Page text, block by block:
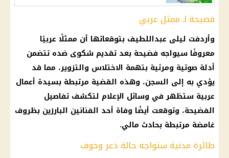
فضيحة لـ ممثل عربي
وأردفت ليلى عبداللطيف بتوقعاتها أن ممثلًا عربيًا
معروفًا سيواجه فضيحة بعد تقديم شكوى ضده تتضمن
أدلة صوتية ومرئية بتهمة الاختلاس والتزوير، مما قد
يؤدي به إلى السجن، وهذه القضية مرتبطة بسيدة أعمال
عربية ستظهر في وسائل الإعلام لتكشف تفاصيل
الفضيحة، وتوقعت أيضًا وفاة أحد الفنانين البارزين بظروف
غامضة مرتبطة بحادث مالي.
طائرة مدنية ستواجه حالة ذعر وخوف